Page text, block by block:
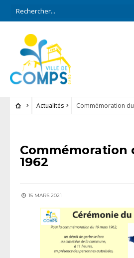
Actualités Commémoration
Commémoration
1962
15 MARS 2021